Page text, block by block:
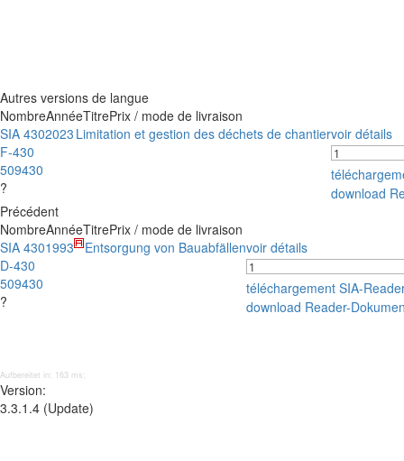
Autres versions de langue
NombreAnnéeTitrePrix / mode de livraison
SIA 430
F-430
509430
?
2023 Limitation et gestion des déchets de chantiervoir détails
download
Précédent
NombreAnnéeTitrePrix / mode de livraison
SIA 430
D-430
509430
?
1993 Entsorgung von Bauabfällenvoir détails
téléchargement SIA-
download Reader-
Aufbereitet in: 163 ms;
Version:
3.3.1.4 (Update)